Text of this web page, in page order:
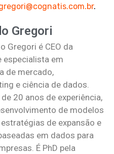
.
Gregori
Gregori é CEO da
especialista em
de mercado,
e ciência de dados.
20 anos de experiência,
de modelos
de expansão e
em dados para
É PhD pela